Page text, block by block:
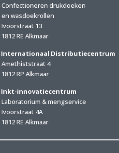
Confectioneren drukdoeken
en wasdoekrollen
Ivoorstraat 13
1812 RE Alkmaar
Internationaal Distributiecentrum
Amethiststraat 4
1812 RP Alkmaar
Inkt-innovatiecentrum
Laboratorium & mengservice
Ivoorstraat 4A
1812 RE Alkmaar